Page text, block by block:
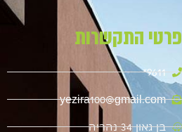
פרטי התקשרות
9611*
yezira100@gmail.com
בן גאון 34 נהריה